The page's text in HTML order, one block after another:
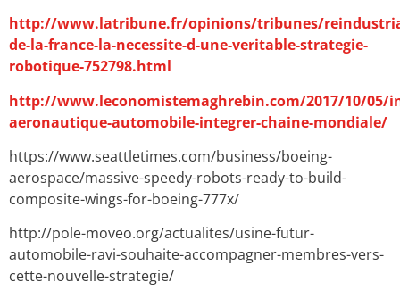
http://www.latribune.fr/opinions/tribunes/
de-la-france-la-necessite-d-une-veritable-strategie-
robotique-752798.html
http://www.leconomistemaghrebin.com/2017/10/05/
aeronautique-automobile-integrer-chaine-mondiale/
https://www.seattletimes.com/business/boeing-
aerospace/massive-speedy-robots-ready-to-build-
composite-wings-for-boeing-777x/
http://pole-moveo.org/actualites/usine-futur-
automobile-ravi-souhaite-accompagner-membres-vers-
cette-nouvelle-strategie/